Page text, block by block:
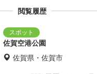
閲覧履歴
佐賀空港公園
佐賀県・佐賀市